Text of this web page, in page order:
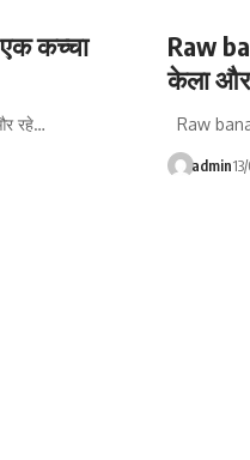
कच्चा
रहे…
Raw
केला और
Raw
admin